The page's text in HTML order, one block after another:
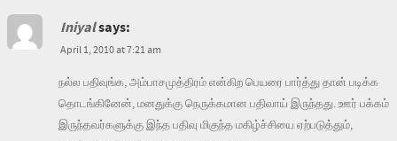
Iniyalsays:
April 1, 2010 at 7:21 am
நல்ல பதிவுங்க, அம்பாசமுத்திரம் என்கிற பெயரை பார்த்து தான் படிக்க
தொடங்கினேன், மனதுக்கு நெருக்கமான பதிவாய் இருந்தது. ஊர் பக்கம்
இருந்தவர்களுக்கு இந்த பதிவு மிகுந்த மகிழ்ச்சியை ஏற்படுத்தும்,